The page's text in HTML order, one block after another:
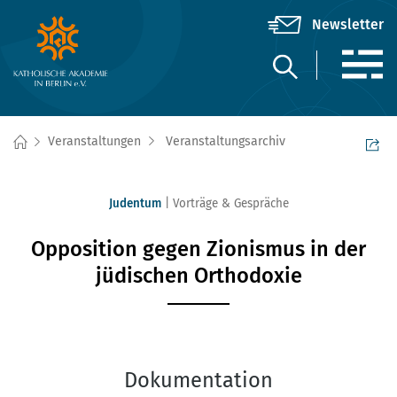
Veranstaltungen Veranstaltungsarchiv
Judentum Vorträge & Gespräche
Opposition gegen Zionismus in der
jüdischen Orthodoxie
Dokumentation